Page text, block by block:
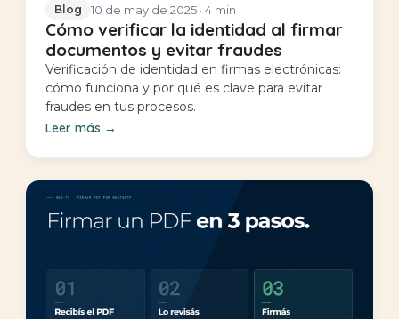
Blog 10 de may de 2025 · 4 min
Cómo verificar la identidad al firmar
documentos y evitar fraudes
Verificación de identidad en firmas electrónicas:
cómo funciona y por qué es clave para evitar
fraudes en tus procesos.
Leer más →